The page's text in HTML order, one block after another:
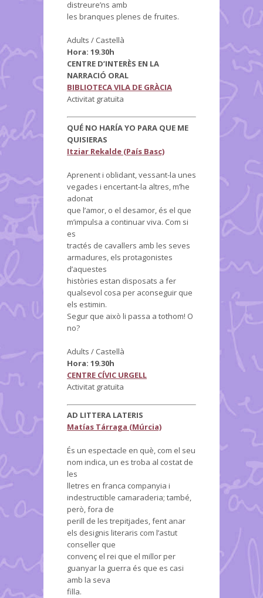
distreure’ns amb
les branques plenes de fruites.
Adults / Castellà
Hora: 19.30h
CENTRE D’INTERÈS EN LA
NARRACIÓ ORAL
BIBLIOTECA VILA DE GRÀCIA
Activitat gratuïta
QUÉ NO HARÍA YO PARA QUE ME
QUISIERAS
Itziar Rekalde (País Basc)
Aprenent i oblidant, vessant-la unes
vegades i encertant-la altres, m’he
adonat
que l’amor, o el desamor, és el que
m’impulsa a continuar viva. Com si
es
tractés de cavallers amb les seves
armadures, els protagonistes
d’aquestes
històries estan disposats a fer
qualsevol cosa per aconseguir que
els estimin.
Segur que això li passa a tothom! O
no?
Adults / Castellà
Hora: 19.30h
CENTRE CÍVIC URGELL
Activitat gratuïta
AD LITTERA LATERIS
Matías Tárraga (Múrcia)
És un espectacle en què, com el seu
nom indica, un es troba al costat de
les
lletres en franca companyia i
indestructible camaraderia; també,
però, fora de
perill de les trepitjades, fent anar
els designis literaris com l’astut
conseller que
convenç el rei que el millor per
guanyar la guerra és que es casi
amb la seva
filla.